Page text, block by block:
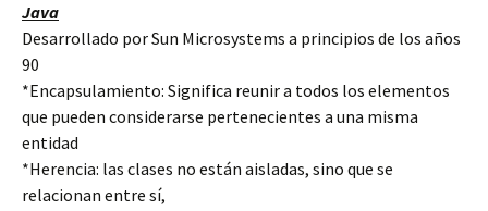
Java
Desarrollado por Sun Microsystems a principios de los años
90
*Encapsulamiento: Significa reunir a todos los elementos
que pueden considerarse pertenecientes a una misma
entidad
*Herencia: las clases no están aisladas, sino que se
relacionan entre sí,